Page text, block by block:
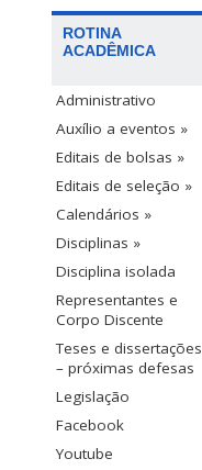
ROTINA
ACADÊMICA
Administrativo
Auxílio a eventos »
Editais de bolsas »
Editais de seleção »
Calendários »
Disciplinas »
Disciplina isolada
Representantes e
Corpo Discente
Teses e dissertações
– próximas defesas
Legislação
Facebook
Youtube